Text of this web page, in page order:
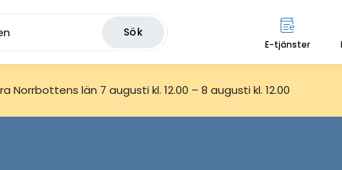
Sök
E-tjänster
Norrbottens län 7 augusti kl. 12.00 – 8 augusti kl. 12.00